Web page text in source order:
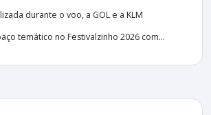
durante o voo, a GOL e a KLM
temático no Festivalzinho 2026 com...